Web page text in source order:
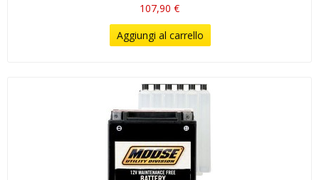
107,90 €
Aggiungi al carrello